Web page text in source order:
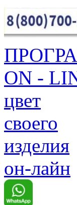
ON -
цвет
своего
изделия
он-лайн